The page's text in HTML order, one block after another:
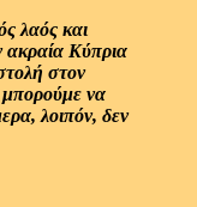
λαός και
ακραία Κύπρια
στον
μπορούμε να
λοιπόν, δεν